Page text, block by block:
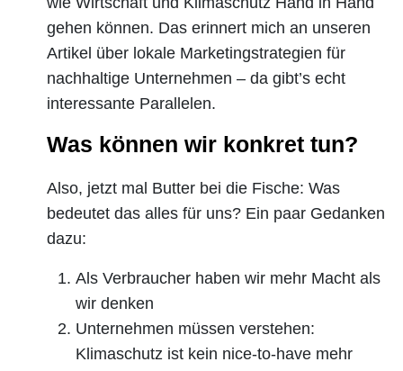
gehen können. Das erinnert mich an unseren
Artikel über lokale Marketingstrategien für
nachhaltige Unternehmen – da gibt’s echt
interessante Parallelen.
Was können wir konkret tun?
Also, jetzt mal Butter bei die Fische: Was
bedeutet das alles für uns? Ein paar Gedanken
dazu:
Als Verbraucher haben wir mehr Macht als
wir denken
Unternehmen müssen verstehen:
Klimaschutz ist kein nice-to-have mehr